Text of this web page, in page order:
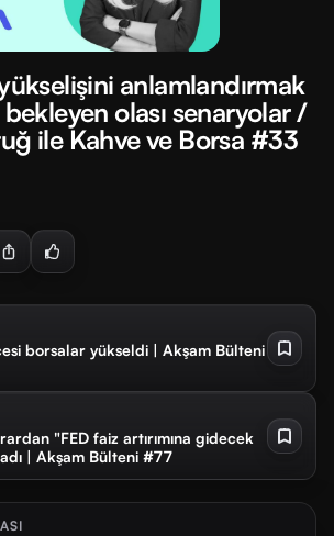
anlamlandırmak
bekleyen olası senaryolar /
ile Kahve ve Borsa #33
borsalar yükseldi | Akşam Bülteni
"FED faiz artırımına gidecek
| Akşam Bülteni #77